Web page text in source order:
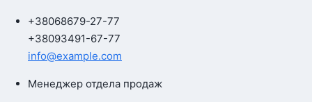
+38068679-27-77
+38093491-67-77
info@example.com
Менеджер отдела продаж